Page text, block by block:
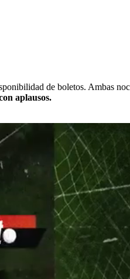
de boletos. Ambas
aplausos.